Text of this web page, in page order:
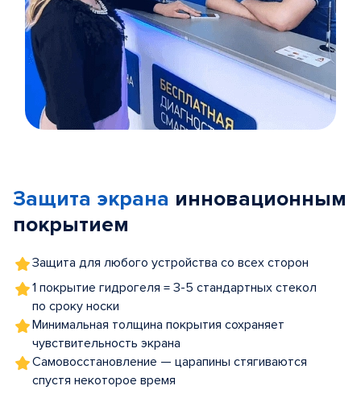
5
Защита экрана инновационным
покрытием
Защита для любого устройства со всех сторон
1 покрытие гидрогеля = 3-5 стандартных стекол
по сроку носки
Минимальная толщина покрытия сохраняет
чувствительность экрана
Самовосстановление — царапины стягиваются
спустя некоторое время